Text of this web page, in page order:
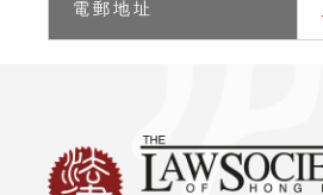
電 郵 地 址